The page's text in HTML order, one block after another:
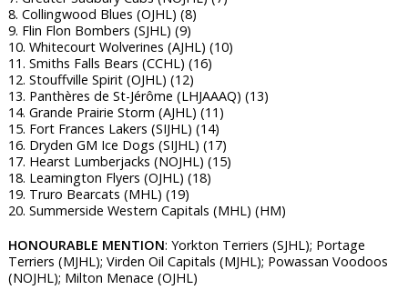
8. Collingwood Blues (OJHL) (8)
9. Flin Flon Bombers (SJHL) (9)
10. Whitecourt Wolverines (AJHL) (10)
11. Smiths Falls Bears (CCHL) (16)
12. Stouffville Spirit (OJHL) (12)
13. Panthères de St-Jérôme (LHJAAAQ) (13)
14. Grande Prairie Storm (AJHL) (11)
15. Fort Frances Lakers (SIJHL) (14)
16. Dryden GM Ice Dogs (SIJHL) (17)
17. Hearst Lumberjacks (NOJHL) (15)
18. Leamington Flyers (OJHL) (18)
19. Truro Bearcats (MHL) (19)
20. Summerside Western Capitals (MHL) (HM)
HONOURABLE MENTION: Yorkton Terriers (SJHL); Portage
Terriers (MJHL); Virden Oil Capitals (MJHL); Powassan Voodoos
(NOJHL); Milton Menace (OJHL)